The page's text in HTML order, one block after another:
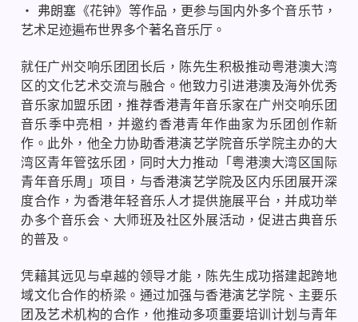
・ 弗朗塞《花钟》等作品，更参与国内外多个音乐节，
艺术足迹遍布世界多个著名音乐厅。
就任广州交响乐团团长后，陈先生积极推动粤港澳大湾
区的文化艺术交流与融合。他致力引进港澳及海外优秀
音乐家加盟乐团，推荐香港青年音乐家在广州交响乐团
音乐季中亮相，并邀约香港青年作曲家为乐团创作新
作。此外，他全力协助香港演艺学院音乐学院主办的大
湾区青年管弦乐团，同时大力推动「粤港澳大湾区国际
青年音乐周」项目，与香港演艺学院及区内乐团展开深
度合作，为香港年轻音乐人才提供施展平台，并成功举
办多个音乐会、大师班及社区外展活动，促进古典音乐
的普及。
凭藉其远见与卓越的领导才能，陈先生成功搭建起跨地
域文化合作的桥梁。通过加强与香港演艺学院、主要乐
团及艺术机构的合作，他推动多项重要培训计划与青年